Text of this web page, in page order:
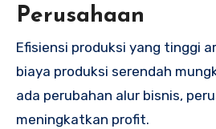
Perusahaan
Efisiensi produksi yang tinggi
biaya produksi serendah
ada perubahan alur bisnis,
meningkatkan profit.